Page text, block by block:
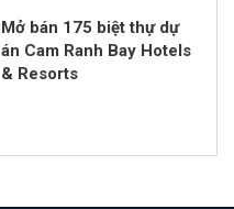
Mở bán 175 biệt thự dự
án Cam Ranh Bay Hotels
& Resorts